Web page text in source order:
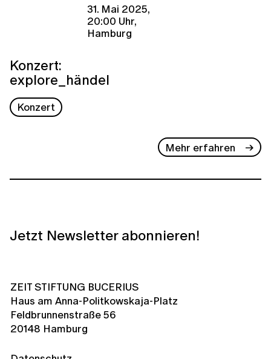
31. Mai 2025,
20:00 Uhr,
Hamburg
Konzert:
explore_händel
Konzert
Mehr erfahren
Jetzt Newsletter abonnieren!
ZEIT STIFTUNG BUCERIUS
Haus am Anna-Politkowskaja-Platz
Feldbrunnenstraße 56
20148 Hamburg